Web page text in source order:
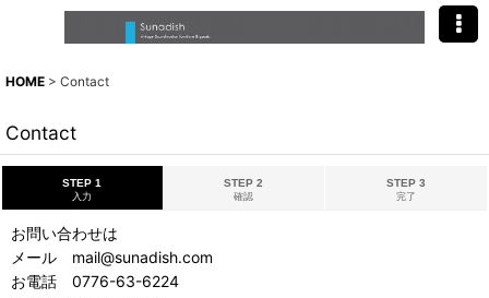
HOME > Contact
Contact
STEP 1
入力
STEP 2
確認
STEP 3
完了
お問い合わせは
メール mail@sunadish.com
お電話 0776-63-6224